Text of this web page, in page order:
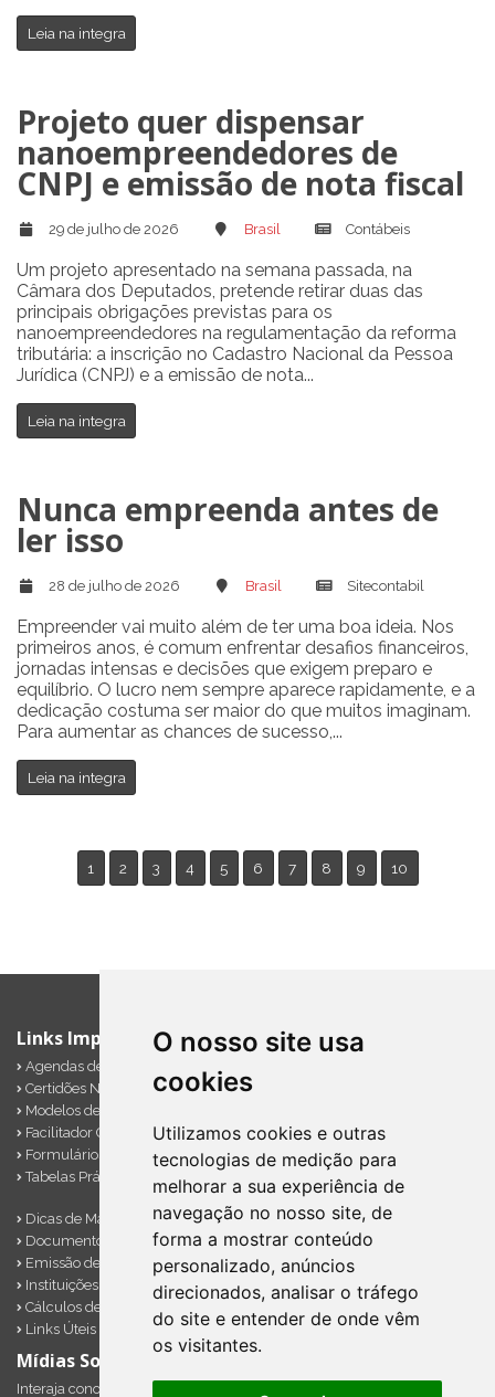
O nosso site usa
cookies
Utilizamos cookies e outras
tecnologias de medição para
melhorar a sua experiência de
navegação no nosso site, de
forma a mostrar conteúdo
personalizado, anúncios
direcionados, analisar o tráfego
do site e entender de onde vêm
os visitantes.
Leia na integra
Projeto quer dispensar
nanoempreendedores de
CNPJ e emissão de nota fiscal
29 de julho de 2026 Brasil Contábeis
Um projeto apresentado na semana passada, na
Câmara dos Deputados, pretende retirar duas das
principais obrigações previstas para os
nanoempreendedores na regulamentação da reforma
tributária: a inscrição no Cadastro Nacional da Pessoa
Jurídica (CNPJ) e a emissão de nota...
Leia na integra
Nunca empreenda antes de
ler isso
28 de julho de 2026 Brasil Sitecontabil
Empreender vai muito além de ter uma boa ideia. Nos
primeiros anos, é comum enfrentar desafios financeiros,
jornadas intensas e decisões que exigem preparo e
equilíbrio. O lucro nem sempre aparece rapidamente, e a
dedicação costuma ser maior do que muitos imaginam.
Para aumentar as chances de sucesso,...
Leia na integra
1 2 3 4 5 6 7 8 9 10
Links Importantes
Agendas de Obrigações
Certidões Negativas
Modelos de Documentos
Facilitador Contábil
Formulários Diversos
Tabelas Práticas
Dicas de Marketing
Documentos Importantes
Emissão de Notas
Instituições Financeiras
Cálculos de Impostos em Atraso
Links Úteis
Mídias Sociais
Interaja conosco pelos nossos perfis e saiba de todas as novidades.